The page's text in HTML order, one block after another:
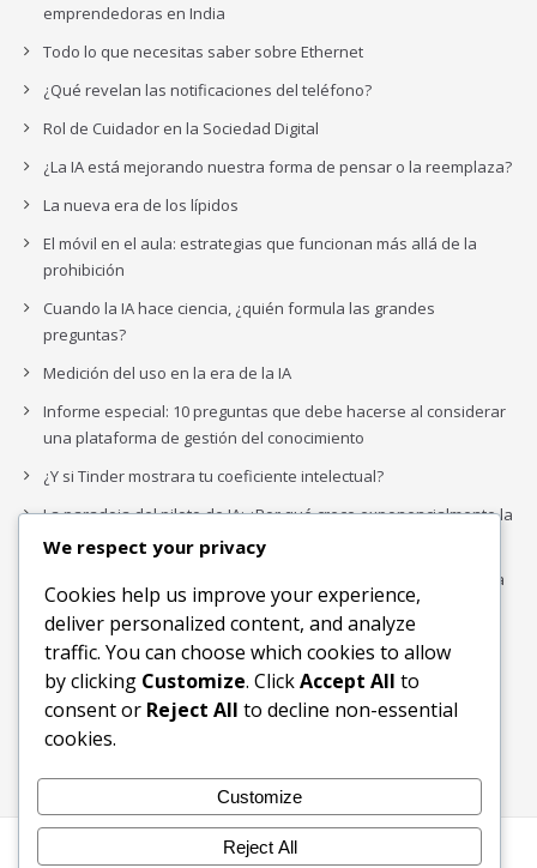
emprendedoras en India
Todo lo que necesitas saber sobre Ethernet
¿Qué revelan las notificaciones del teléfono?
Rol de Cuidador en la Sociedad Digital
¿La IA está mejorando nuestra forma de pensar o la reemplaza?
La nueva era de los lípidos
El móvil en el aula: estrategias que funcionan más allá de la
prohibición
Cuando la IA hace ciencia, ¿quién formula las grandes
preguntas?
Medición del uso en la era de la IA
Informe especial: 10 preguntas que debe hacerse al considerar
una plataforma de gestión del conocimiento
¿Y si Tinder mostrara tu coeficiente intelectual?
La paradoja del piloto de IA: ¿Por qué crece exponencialmente la
complejidad de la IA empresarial?
Los organigramas de marketing se crearon para los canales. La
IA acaba de dejarlos obsoletos.
Buscar
Buscar
We respect your privacy
Cookies help us improve your experience,
deliver personalized content, and analyze
traffic. You can choose which cookies to allow
by clicking Customize. ClickAccept All to
consent or Reject All to decline non-essential
cookies.
Customize
Reject All